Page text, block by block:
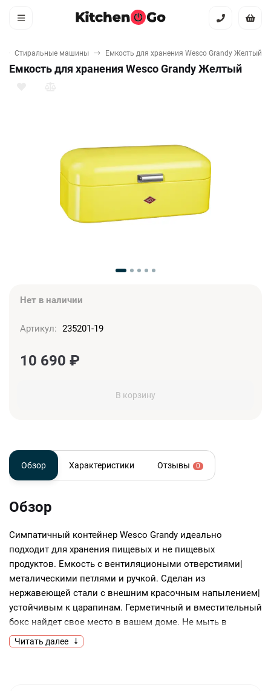
Стиральные машины Емкость для хранения Wesco Grandy Желтый
Емкость для хранения Wesco Grandy Желтый
Нет в наличии
Артикул: 235201-19
10 690 ₽
В корзину
Обзор Характеристики Отзывы 0
Обзор
Симпатичный контейнер Wesco Grandy идеально
подходит для хранения пищевых и не пищевых
продуктов. Емкость с вентиляциоными отверстиями|
металическими петлями и ручкой. Сделан из
нержавеющей стали с внешним красочным напылением|
устойчивым к царапинам. Герметичный и вместительный
бокс найдет свое место в вашем доме. Не мыть в
посудомоечной машине.
Читать далее